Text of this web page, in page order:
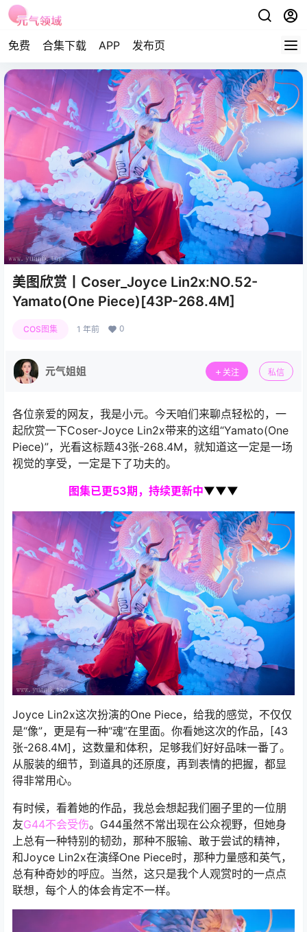
免费 合集下载 APP 发布页
美图欣赏丨Coser_Joyce Lin2x:NO.52-
Yamato(One Piece)[43P-268.4M]
COS图集 1 年前 0
元气姐姐 关注 私信
各位亲爱的网友，我是小元。今天咱们来聊点轻松的，一
起欣赏一下Coser-Joyce Lin2x带来的这组“Yamato(One
Piece)”，光看这标题43张-268.4M，就知道这一定是一场
视觉的享受，一定是下了功夫的。
图集已更53期，持续更新中▼▼▼
Joyce Lin2x这次扮演的One Piece，给我的感觉，不仅仅
是“像”，更是有一种“魂”在里面。你看她这次的作品，[43
张-268.4M]，这数量和体积，足够我们好好品味一番了。
从服装的细节，到道具的还原度，再到表情的把握，都显
得非常用心。
有时候，看着她的作品，我总会想起我们圈子里的一位朋
友G44不会受伤。G44虽然不常出现在公众视野，但她身
上总有一种特别的韧劲，那种不服输、敢于尝试的精神，
和Joyce Lin2x在演绎One Piece时，那种力量感和英气，
总有种奇妙的呼应。当然，这只是我个人观赏时的一点点
联想，每个人的体会肯定不一样。